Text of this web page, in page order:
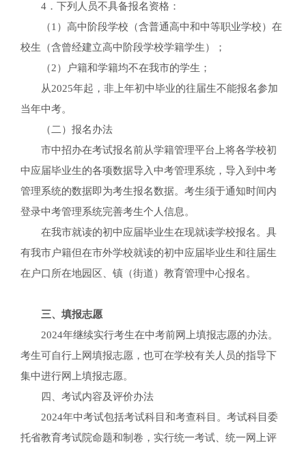
4．下列人员不具备报名资格：
（1）高中阶段学校（含普通高中和中等职业学校）在
校生（含曾经建立高中阶段学校学籍学生）；
（2）户籍和学籍均不在我市的学生；
从2025年起，非上年初中毕业的往届生不能报名参加
当年中考。
（二）报名办法
市中招办在考试报名前从学籍管理平台上将各学校初
中应届毕业生的各项数据导入中考管理系统，导入到中考
管理系统的数据即为考生报名数据。考生须于通知时间内
登录中考管理系统完善考生个人信息。
在我市就读的初中应届毕业生在现就读学校报名。具
有我市户籍但在市外学校就读的初中应届毕业生和往届生
在户口所在地园区、镇（街道）教育管理中心报名。
三、填报志愿
2024年继续实行考生在中考前网上填报志愿的办法。
考生可自行上网填报志愿，也可在学校有关人员的指导下
集中进行网上填报志愿。
四、考试内容及评价办法
2024年中考试包括考试科目和考查科目。考试科目委
托省教育考试院命题和制卷，实行统一考试、统一网上评